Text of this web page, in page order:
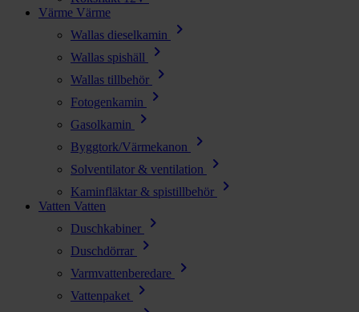
Värme Värme
Wallas dieselkamin
chevron_right
Wallas spishäll chevron_right
Wallas tillbehör chevron_right
Fotogenkamin chevron_right
Gasolkamin chevron_right
Byggtork/Värmekanon chevron_right
Solventilator & ventilation chevron_right
Kaminfläktar & spistillbehör chevron_right
Vatten Vatten
Duschkabiner
chevron_right
Duschdörrar chevron_right
Varmvattenberedare chevron_right
Vattenpaket chevron_right